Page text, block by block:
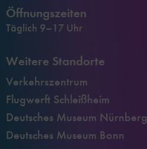
Öffnungszeiten
Täglich 9–17 Uhr
Weitere Standorte
Verkehrszentrum
Flugwerft Schleißheim
Deutsches Museum Nürnberg
Deutsches Museum Bonn